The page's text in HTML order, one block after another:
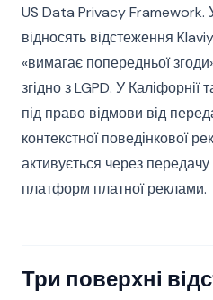
US Data Privacy Framework.
відносять відстеження
«вимагає попередньої
згідно з LGPD. У
під право відмови від
контекстної поведінкової
активується через
платформ платної реклами.
Три поверхні